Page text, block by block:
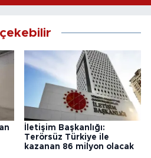
İletişim Başkanlığı:
Terörsüz Türkiye ile
kazanan 86 milyon olacak